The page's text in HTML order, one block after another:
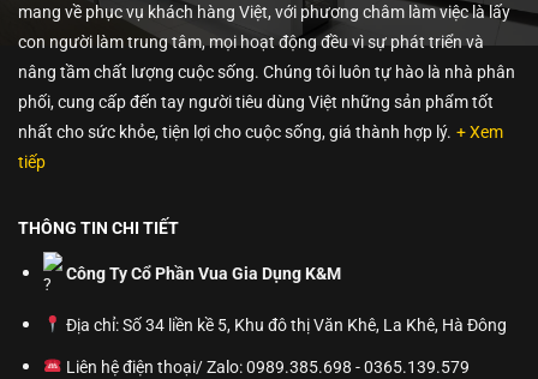
mang về phục vụ khách hàng Việt, với phương châm làm việc là lấy
con người làm trung tâm, mọi hoạt động đều vì sự phát triển và
nâng tầm chất lượng cuộc sống. Chúng tôi luôn tự hào là nhà phân
phối, cung cấp đến tay người tiêu dùng Việt những sản phẩm tốt
nhất cho sức khỏe, tiện lợi cho cuộc sống, giá thành hợp lý. + Xem
tiếp
THÔNG TIN CHI TIẾT
Công Ty Cổ Phần Vua Gia Dụng K&M
Địa chỉ: Số 34 liền kề 5, Khu đô thị Văn Khê, La Khê, Hà Đông
Liên hệ điện thoại/ Zalo: 0989.385.698 - 0365.139.579